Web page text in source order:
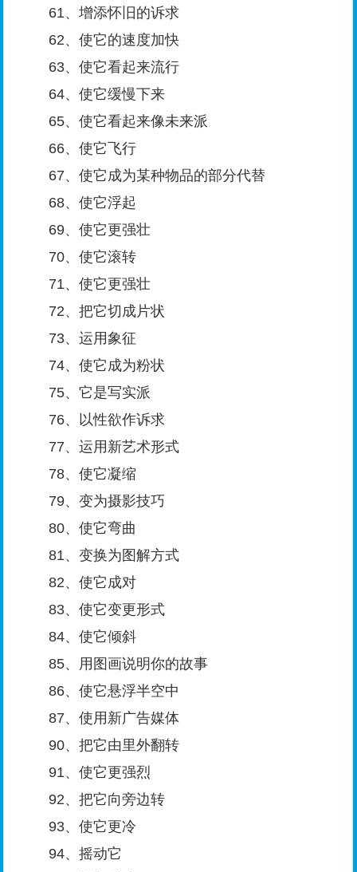
61、增添怀旧的诉求
62、使它的速度加快
63、使它看起来流行
64、使它缓慢下来
65、使它看起来像未来派
66、使它飞行
67、使它成为某种物品的部分代替
68、使它浮起
69、使它更强壮
70、使它滚转
71、使它更强壮
72、把它切成片状
73、运用象征
74、使它成为粉状
75、它是写实派
76、以性欲作诉求
77、运用新艺术形式
78、使它凝缩
79、变为摄影技巧
80、使它弯曲
81、变换为图解方式
82、使它成对
83、使它变更形式
84、使它倾斜
85、用图画说明你的故事
86、使它悬浮半空中
87、使用新广告媒体
90、把它由里外翻转
91、使它更强烈
92、把它向旁边转
93、使它更冷
94、摇动它